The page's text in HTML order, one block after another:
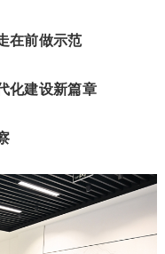
在前做示范
化建设新篇章